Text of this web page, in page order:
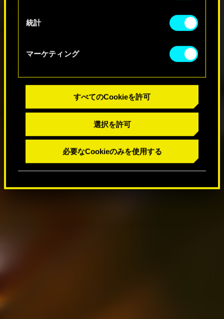
統計
マーケティング
すべてのCookieを許可
選択を許可
必要なCookieのみを使用する